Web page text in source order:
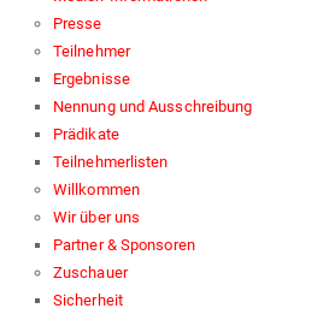
Presse
Teilnehmer
Ergebnisse
Nennung und Ausschreibung
Prädikate
Teilnehmerlisten
Willkommen
Wir über uns
Partner & Sponsoren
Zuschauer
Sicherheit